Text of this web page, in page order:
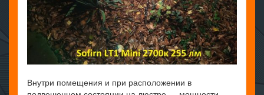
Внутри помещения и при расположении в